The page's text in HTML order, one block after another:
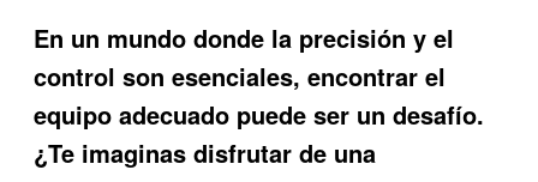
En un mundo donde la precisión y el
control son esenciales, encontrar el
equipo adecuado puede ser un desafío.
¿Te imaginas disfrutar de una